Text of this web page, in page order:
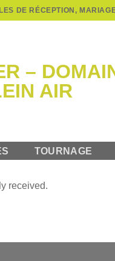
DE RÉCEPTION,
TOURNAGE
received.